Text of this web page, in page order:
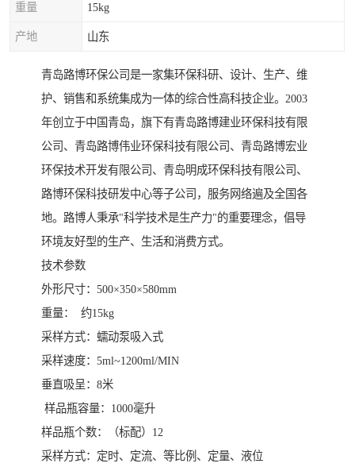
重量 15kg
产地 山东
青岛路博环保公司是一家集环保科研、设计、生产、维
护、销售和系统集成为一体的综合性高科技企业。2003
年创立于中国青岛，旗下有青岛路博建业环保科技有限
公司、青岛路博伟业环保科技有限公司、青岛路博宏业
环保技术开发有限公司、青岛明成环保科技有限公司、
路博环保科技研发中心等子公司，服务网络遍及全国各
地。路博人秉承"科学技术是生产力"的重要理念，倡导
环境友好型的生产、生活和消费方式。
技术参数
外形尺寸：500×350×580mm
重量： 约15kg
采样方式：蠕动泵吸入式
采样速度：5ml~1200ml/MIN
垂直吸呈：8米
样品瓶容量：1000毫升
样品瓶个数：（标配）12
采样方式：定时、定流、等比例、定量、液位